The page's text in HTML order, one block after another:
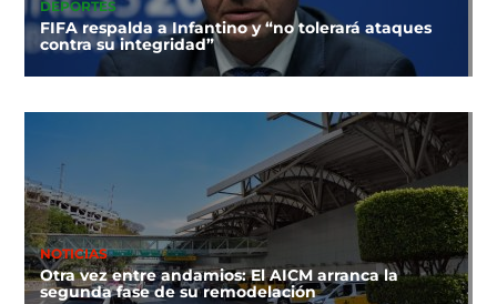
DEPORTES
FIFA respalda a Infantino y “no tolerará ataques
contra su integridad”
NOTICIAS
Otra vez entre andamios: El AICM arranca la
segunda fase de su remodelación